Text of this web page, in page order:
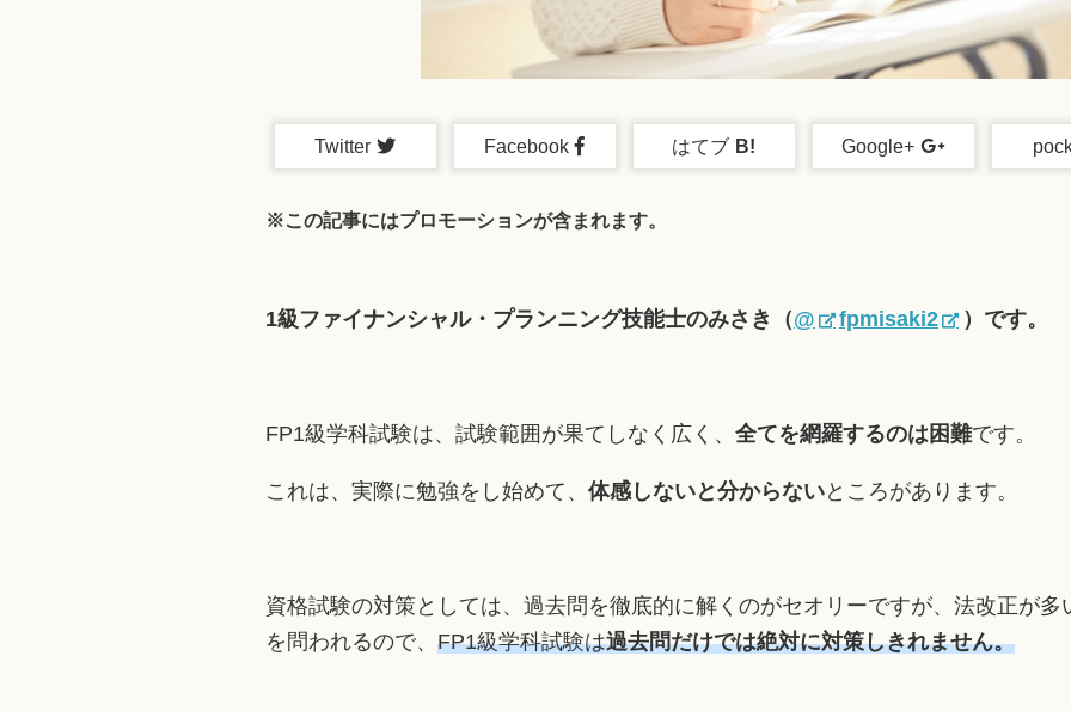
Twitter Facebook はてブ B! Google+
※この記事にはプロモーションが含まれます。
1級ファイナンシャル・プランニング技能士のみさき（@ fpmisaki2 ）です。
FP1級学科試験は、試験範囲が果てしなく広く、 全てを網羅するのは困難です。
これは、実際に勉強をし始めて、 体感しないと分からないところがあります。
資格試験の対策としては、過去問を徹底的に解くのがセオリーですが、法改正が多
を問われるので、 FP1級学科試験は過去問だけでは絶対に対策しきれません。